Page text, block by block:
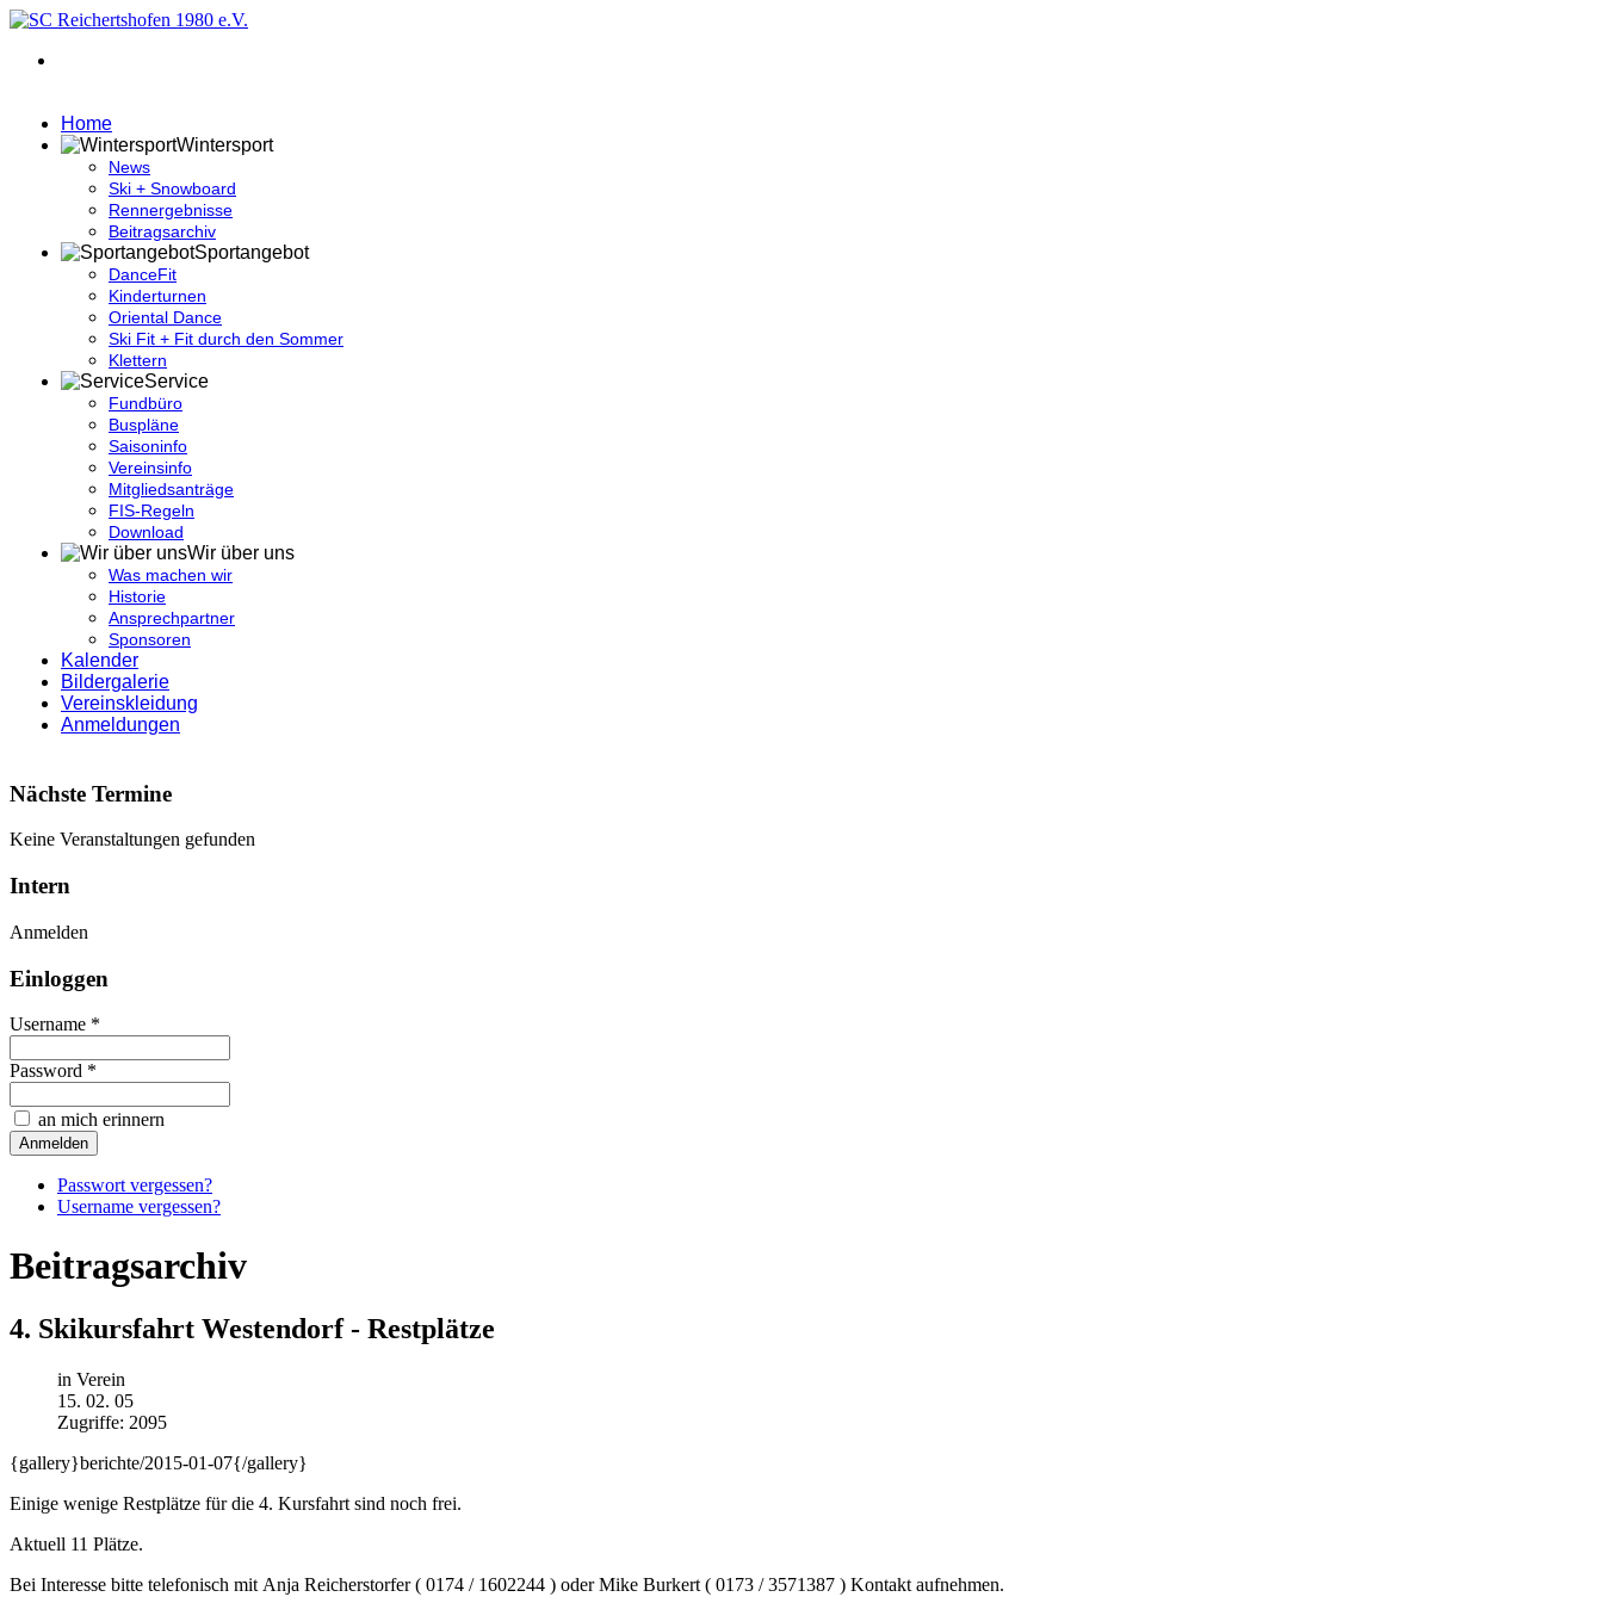
Home
Wintersport
News
Ski + Snowboard
Rennergebnisse
Beitragsarchiv
Sportangebot
DanceFit
Kinderturnen
Oriental Dance
Ski Fit + Fit durch den Sommer
Klettern
Service
Fundbüro
Buspläne
Saisoninfo
Vereinsinfo
Mitgliedsanträge
FIS-Regeln
Download
Wir über uns
Was machen wir
Historie
Ansprechpartner
Sponsoren
Kalender
Bildergalerie
Vereinskleidung
Anmeldungen
Nächste Termine
Keine Veranstaltungen gefunden
Intern
Anmelden
Einloggen
Username *
Password *
an mich erinnern
Passwort vergessen?
Username vergessen?
Beitragsarchiv
4. Skikursfahrt Westendorf - Restplätze
in Verein
15. 02. 05
Zugriffe: 2095
{gallery}berichte/2015-01-07{/gallery}
Einige wenige Restplätze für die 4. Kursfahrt sind noch frei.
Aktuell 11 Plätze.
Bei Interesse bitte telefonisch mit Anja Reicherstorfer ( 0174 / 1602244 ) oder Mike Burkert ( 0173 / 3571387 ) Kontakt aufnehmen.